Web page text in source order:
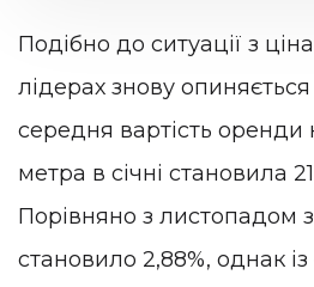
Подібно до ситуації з
лідерах знову
середня вартість оренди
метра в січні становила
Порівняно з листопадом
становило 2,88%, однак